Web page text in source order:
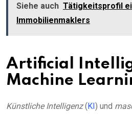
Siehe auch Tätigkeitsprofil
Immobilienmaklers
Artificial
Machine
Künstliche Intelligenz(KI) und